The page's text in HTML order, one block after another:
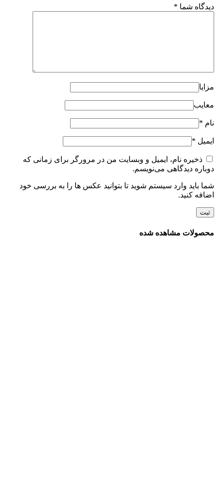
دیدگاه شما *
مزایا
معایب
نام *
ایمیل *
ذخیره نام، ایمیل و وبسایت من در مرورگر برای زمانی که
دوباره دیدگاهی می‌نویسم.
شما باید وارد سیستم شوید تا بتوانید عکس ها را به بررسی خود
اضافه کنید.
محصولات مشاهده شده